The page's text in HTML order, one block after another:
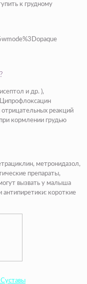
к грудному
и др. ),
отрицательных реакций
кормлении грудью
метронидазол,
препараты,
вызвать у малыша
антипиретики: короткие